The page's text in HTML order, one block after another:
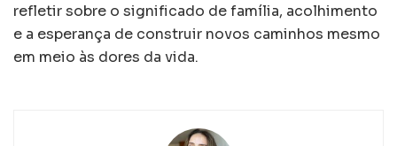
refletir sobre o significado de família, acolhimento
e a esperança de construir novos caminhos mesmo
em meio às dores da vida.